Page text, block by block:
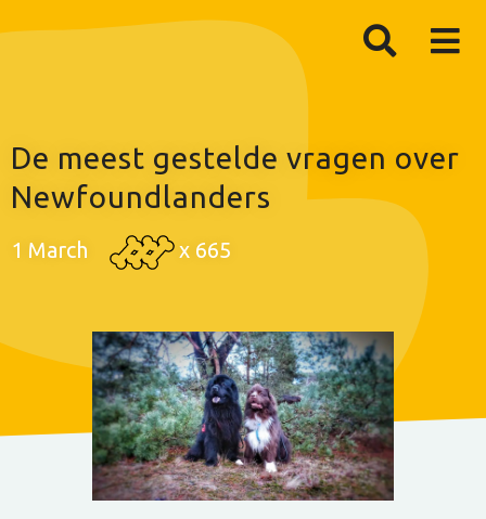
De meest gestelde vragen over
Newfoundlanders
1 March x 665